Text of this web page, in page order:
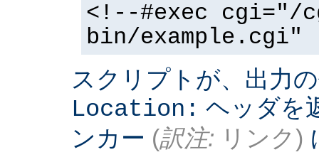
<!--#exec cgi="/
bin/example.cgi"
スクリプトが、出力
Location: ヘッダを
ンカー (訳注: リンク)